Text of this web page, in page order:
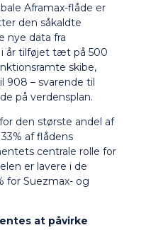
Aframax-flåde er
den såkaldte
nye data fra
i år tilføjet tæt på 500
skibe,
908 – svarende til
på verdensplan.
den største andel af
af flådens
centrale rolle for
er lavere i de
for Suezmax- og
at påvirke